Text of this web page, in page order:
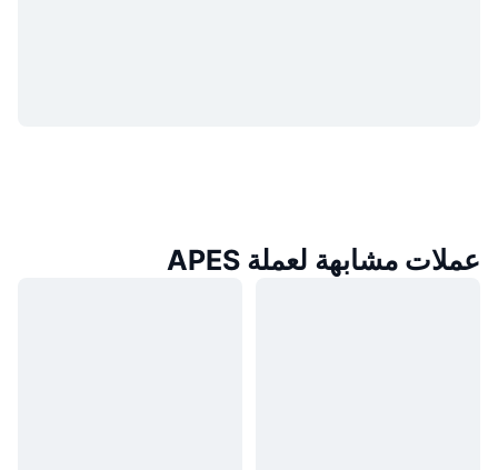
عملات مشابهة لعملة APES